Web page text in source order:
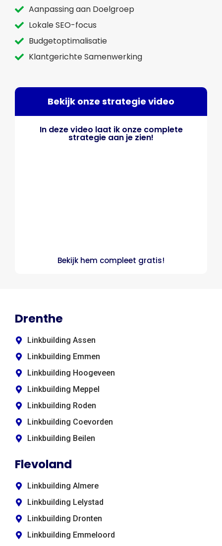
Aanpassing aan Doelgroep
Lokale SEO-focus
Budgetoptimalisatie
Klantgerichte Samenwerking
Bekijk onze strategie video
In deze video laat ik onze complete
strategie aan je zien!
Bekijk hem compleet gratis!
Drenthe
Linkbuilding Assen
Linkbuilding Emmen
Linkbuilding Hoogeveen
Linkbuilding Meppel
Linkbuilding Roden
Linkbuilding Coevorden
Linkbuilding Beilen
Flevoland
Linkbuilding Almere
Linkbuilding Lelystad
Linkbuilding Dronten
Linkbuilding Emmeloord